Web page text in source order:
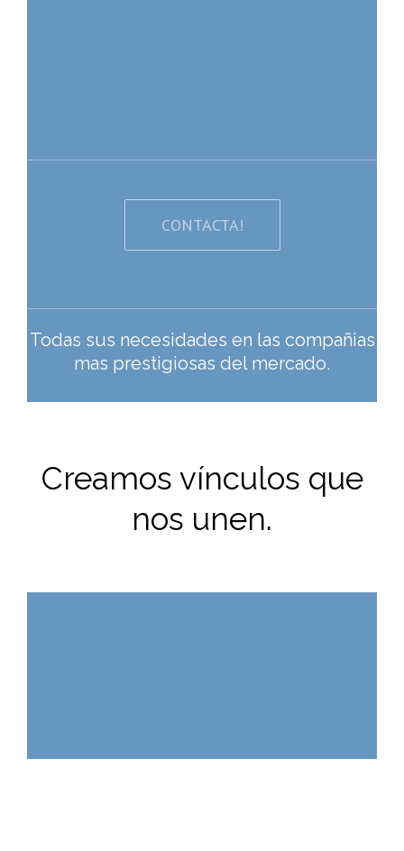
CONTACTA!
Todas sus necesidades en las compañias
mas prestigiosas del mercado.
Creamos vínculos que
nos unen.